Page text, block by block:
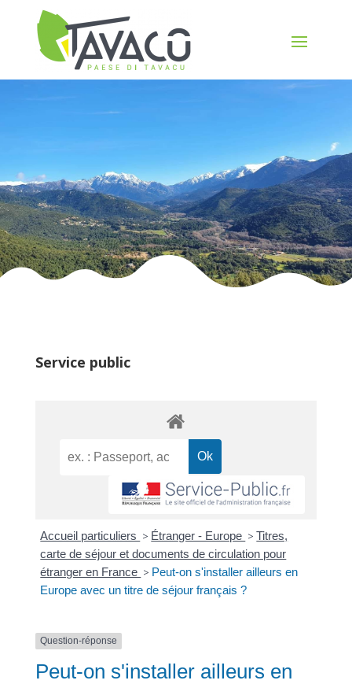
Service public
Accueil particuliers > Étranger - Europe > Titres,
carte de séjour et documents de circulation pour
étranger en France > Peut-on s'installer ailleurs en
Europe avec un titre de séjour français ?
Question-réponse
Peut-on s'installer ailleurs en